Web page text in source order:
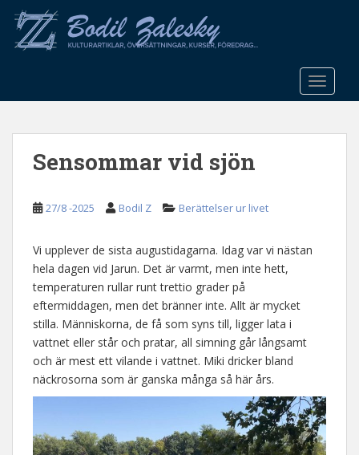
o
Sensommar vid sjön
27/8 -2025 Bodil Z Berättelser ur livet
Vi upplever de sista augustidagarna. Idag var vi nästan
hela dagen vid Jarun. Det är varmt, men inte hett,
temperaturen rullar runt trettio grader på
eftermiddagen, men det bränner inte. Allt är mycket
stilla. Människorna, de få som syns till, ligger lata i
vattnet eller står och pratar, all simning går långsamt
och är mest ett vilande i vattnet. Miki dricker bland
näckrosorna som är ganska många så här års.